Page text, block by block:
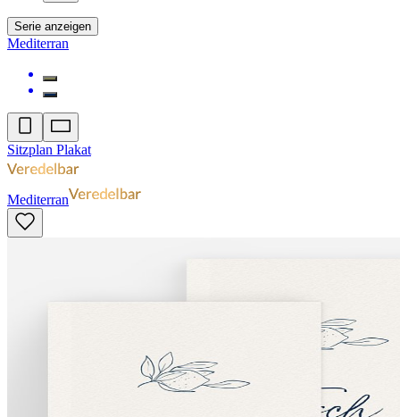
Serie anzeigen
Mediterran
Sitzplan Plakat
Mediterran